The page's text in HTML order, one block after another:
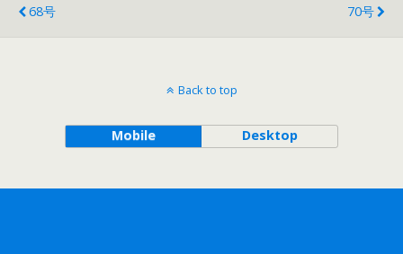
68号
70号
Back to top
Mobile Desktop